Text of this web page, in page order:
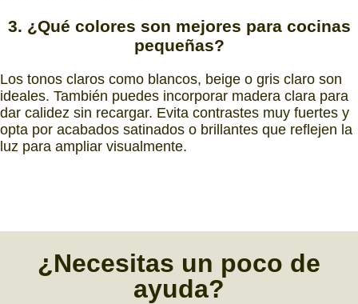
3. ¿Qué colores son mejores para cocinas
pequeñas?
Los tonos claros como blancos, beige o gris claro son
ideales. También puedes incorporar madera clara para
dar calidez sin recargar. Evita contrastes muy fuertes y
opta por acabados satinados o brillantes que reflejen la
luz para ampliar visualmente.
¿Necesitas un poco de
ayuda?